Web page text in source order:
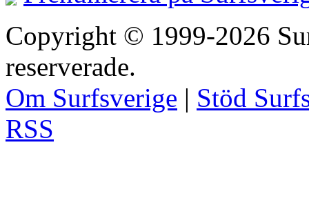
Copyright © 1999-2026
reserverade.
Om Surfsverige | Stöd
RSS